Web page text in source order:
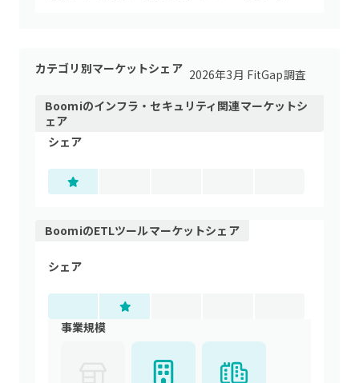
カテゴリ別マーケットシェア 2026年3月 FitGap調査
Boomiのインフラ・セキュリティ関連マーケットシ
ェア
シェア
BoomiのETLツールマーケットシェア
シェア
事業規模